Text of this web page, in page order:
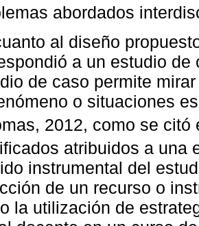
abordados
al diseño
a un estudio
de caso permite
o situaciones
2012, como se citó
atribuidos a una
instrumental del
de un recurso o
la utilización de